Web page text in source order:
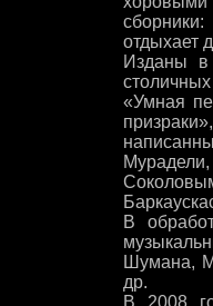
отдыхает
Изданы в
«Умная
В
Шумана,
др.
В 2008